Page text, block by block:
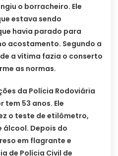
o borracheiro. Ele
estava sendo
havia parado para
acostamento. Segundo a
a vítima fazia o conserto
as normas.
da Polícia Rodoviária
tem 53 anos. Ele
o teste de etilômetro,
álcool. Depois do
em flagrante e
de Polícia Civil de